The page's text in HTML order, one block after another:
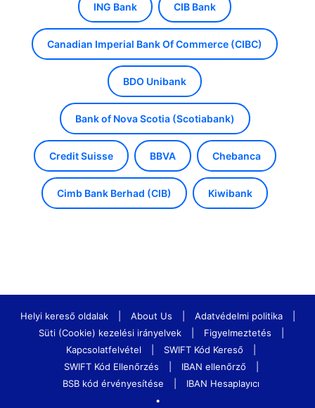
ING Bank CIB Bank
Canadian Imperial Bank Of Commerce (CIBC)
BDO Unibank
Bank of Nova Scotia (Scotiabank)
Credit Suisse BBVA Chebanca
Cimb Bank Berhad (CIB) Kiwibank
Helyi kereső oldalak About Us Adatvédelmi politika
Süti (Cookie) kezelési irányelvek
Figyelmeztetés
Kapcsolatfelvétel
SWIFT Kód Kereső
SWIFT Kód Ellenőrzés
IBAN ellenőrző
BSB kód érvényesítése
IBAN Hesaplayıcı
•